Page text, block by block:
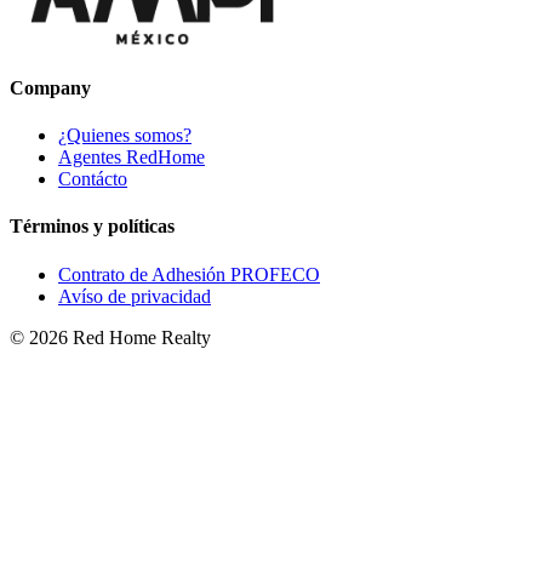
Company
¿Quienes somos?
Agentes RedHome
Contácto
Términos y políticas
Contrato de Adhesión PROFECO
Avíso de privacidad
© 2026 Red Home Realty